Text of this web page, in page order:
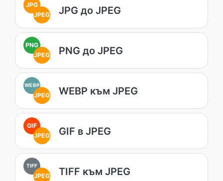
JPG
JPEG
JPG до JPEG
PNG
JPEG
PNG до JPEG
WEBP
JPEG WEBP към JPEG
GIF
JPEG
GIF в JPEG
TIFF
JPEG TIFF към JPEG